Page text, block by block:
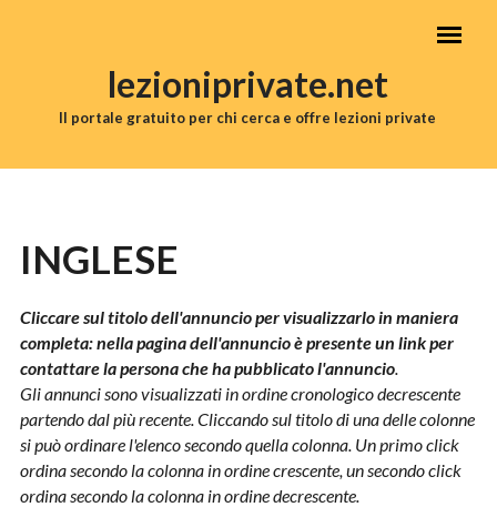
lezioniprivate.net
Il portale gratuito per chi cerca e offre lezioni private
MENU PRINCIPALE
INGLESE
Cliccare sul titolo dell'annuncio per visualizzarlo in maniera
completa: nella pagina dell'annuncio è presente un link per
contattare la persona che ha pubblicato l'annuncio.
Gli annunci sono visualizzati in ordine cronologico decrescente
partendo dal più recente. Cliccando sul titolo di una delle colonne
si può ordinare l'elenco secondo quella colonna. Un primo click
ordina secondo la colonna in ordine crescente, un secondo click
ordina secondo la colonna in ordine decrescente.